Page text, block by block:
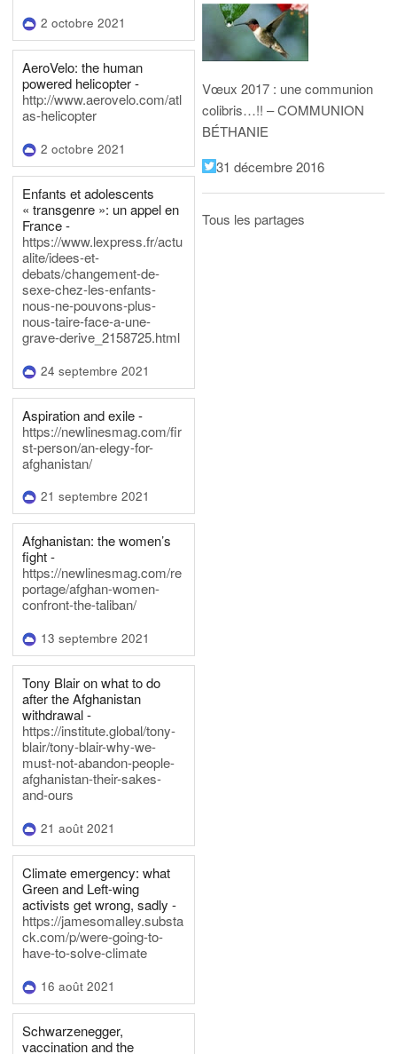
2 octobre 2021
AeroVelo: the human
powered helicopter -
http://www.aerovelo.com/atl
as-helicopter
2 octobre 2021
Enfants et adolescents
« transgenre »: un appel en
France -
https://www.lexpress.fr/actu
alite/idees-et-
debats/changement-de-
sexe-chez-les-enfants-
nous-ne-pouvons-plus-
nous-taire-face-a-une-
grave-derive_2158725.html
24 septembre 2021
Aspiration and exile -
https://newlinesmag.com/fir
st-person/an-elegy-for-
afghanistan/
21 septembre 2021
Afghanistan: the women’s
fight -
https://newlinesmag.com/re
portage/afghan-women-
confront-the-taliban/
13 septembre 2021
Tony Blair on what to do
after the Afghanistan
withdrawal -
https://institute.global/tony-
blair/tony-blair-why-we-
must-not-abandon-people-
afghanistan-their-sakes-
and-ours
21 août 2021
Climate emergency: what
Green and Left-wing
activists get wrong, sadly -
https://jamesomalley.substa
ck.com/p/were-going-to-
have-to-solve-climate
16 août 2021
Schwarzenegger,
vaccination and the
Vœux 2017 : une communion
colibris…!! – COMMUNION
BÉTHANIE
31 décembre 2016
Tous les partages